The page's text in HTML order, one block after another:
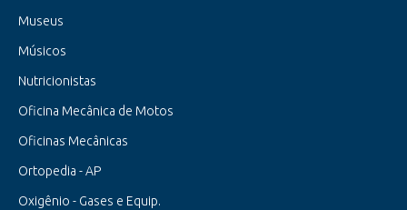
Museus
Músicos
Nutricionistas
Oficina Mecânica de Motos
Oficinas Mecânicas
Ortopedia - AP
Oxigênio - Gases e Equip.